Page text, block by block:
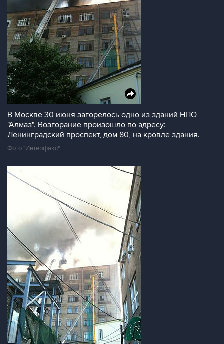
В Москве 30 июня загорелось одно из зданий НПО
"Алмаз". Возгорание произошло по адресу:
Ленинградский проспект, дом 80, на кровле здания.
Фото "Интерфакс"